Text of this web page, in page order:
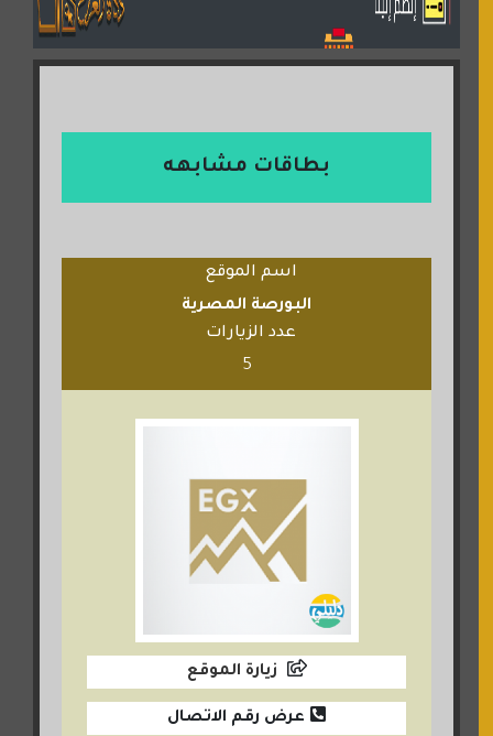
بطاقات مشابهه
اسم الموقع
البورصة المصرية
عدد الزيارات
5
زيارة الموقع
عرض رقم الاتصال